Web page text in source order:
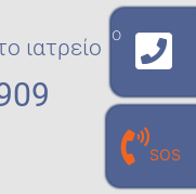
ιατρείο
το εργαστήριο
γιατρό
SOS